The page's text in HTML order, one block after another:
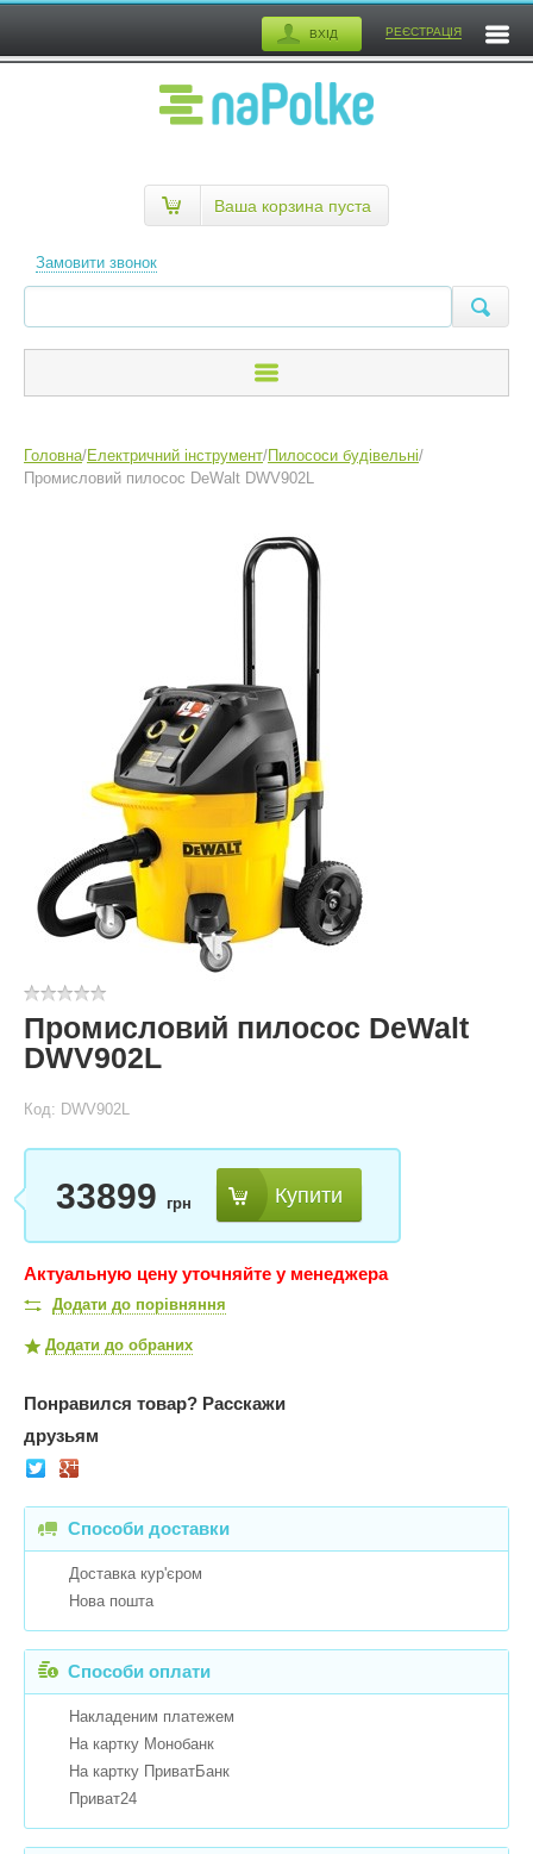
ВХІД РЕЄСТРАЦІЯ
Замовити звонок
Ваша корзина пуста
Головна/Електричний інструмент/Пилососи будівельні/
Промисловий пилосос DeWalt DWV902L
Промисловий пилосос DeWalt
DWV902L
Код: DWV902L
33899 грн Купити
Актуальную цену уточняйте у менеджера
Додати до порівняння
Додати до обраних
Понравился товар? Расскажи
друзьям
Способи доставки
Доставка кур'єром
Нова пошта
Способи оплати
Накладеним платежем
На картку Монобанк
На картку ПриватБанк
Приват24